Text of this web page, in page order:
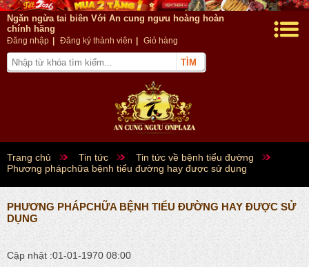
Ngăn ngừa tai biên Với An cung ngưu hoàng hoàn
chính hãng
Đăng nhập Đăng ký thành viên Giỏ hàng
Trang chủ Tin tức
Tin tức về bệnh tiểu đường
Phương phápchữa bệnh tiểu đường hay được sử dụng
PHƯƠNG PHÁPCHỮA BỆNH TIỂU ĐƯỜNG HAY ĐƯỢC SỬ
DỤNG
Cập nhật :01-01-1970 08:00